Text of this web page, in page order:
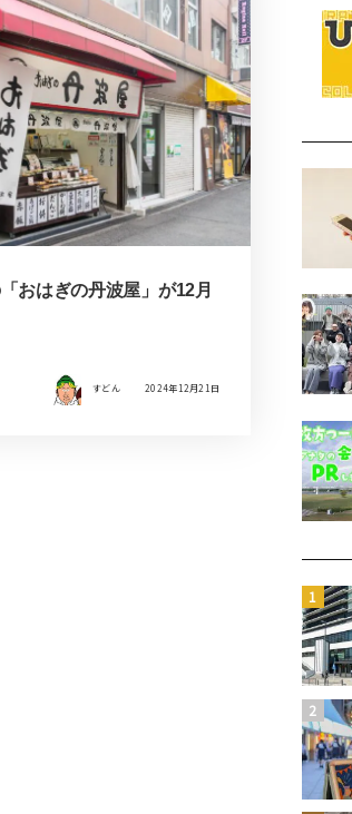
おはぎの丹波屋」が12月
すどん 2024年12月21日